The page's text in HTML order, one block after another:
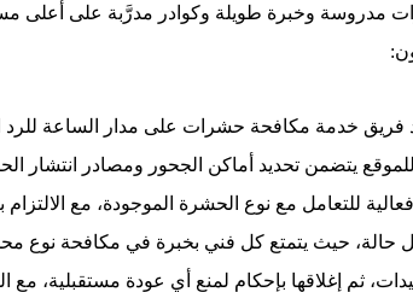
وخبرة طويلة وكوادر مدرَّبة على أعلى
فريق خدمة مكافحة حشرات على مدار الساعة للرد
يتضمن تحديد أماكن الجحور ومصادر انتشار
فعالية للتعامل مع نوع الحشرة الموجودة، مع
حيث يتمتع كل فني بخبرة في مكافحة نوع محدد
ثم إغلاقها بإحكام لمنع أي عودة مستقبلية،